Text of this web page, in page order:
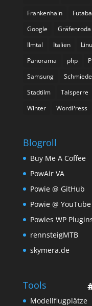
Frankenhain
Futaba
Google
Gräfenroda
Ilmtal
Italien
Panorama
php
Samsung
Stadtilm
Talsperre
Winter
WordPress
Blogroll
Buy Me A Coffee
PowAir VA
Powie @ GitHub
Powie @ YouTube
Powies WP
rennsteigMTB
skymera.de
Tools
Modellflugplätze